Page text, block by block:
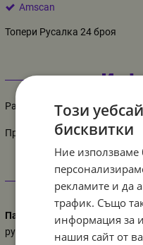
Amscan
Топери Русалка 24 броя
Размер: 8.8 см
Производител: Amscan
Парти украса
русалка
Този
бисквитки
Ние използваме
рекламите и да
трафик. Също
информация за
нашия сайт от